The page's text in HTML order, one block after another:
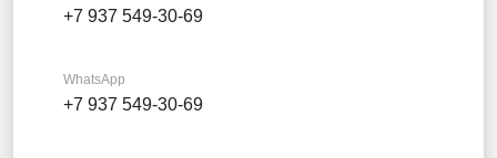
+7 937 549-30-69
WhatsApp
+7 937 549-30-69